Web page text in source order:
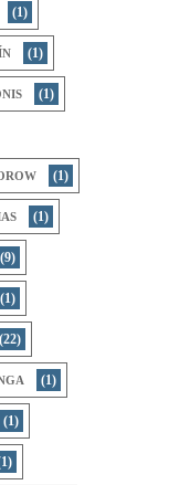
(1)
(1)
(1)
(1)
(1)
(9)
(1)
(22)
(1)
(1)